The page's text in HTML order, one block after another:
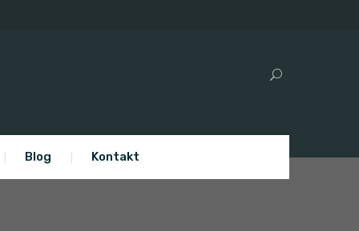
Blog Kontakt